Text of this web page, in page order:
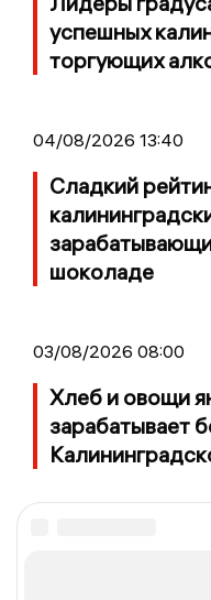
успешных
торгующих
04/08/2026 13:40
Сладкий
шоколаде
03/08/2026 08:00
Хлеб и овощи
зарабатывает